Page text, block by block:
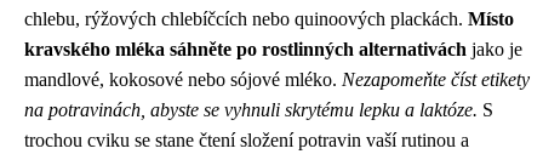
chlebu, rýžových chlebíčcích nebo quinoových plackách. Místo
kravského mléka sáhněte po rostlinných alternativách jako je
mandlové, kokosové nebo sójové mléko. Nezapomeňte číst etikety
na potravinách, abyste se vyhnuli skrytému lepku a laktóze. S
trochou cviku se stane čtení složení potravin vaší rutinou a